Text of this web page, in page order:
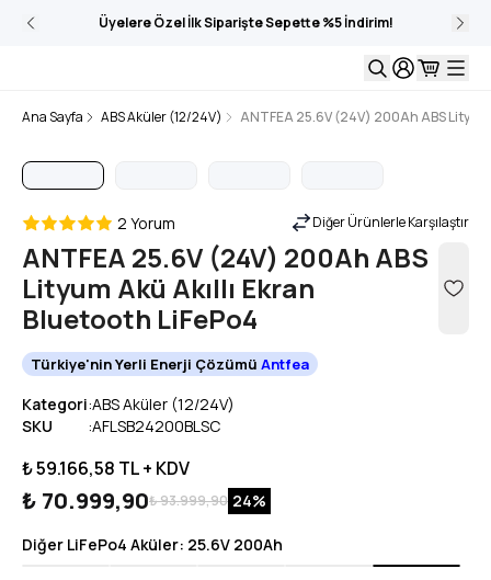
Üyelere Özel İlk Siparişte Sepette %5 İndirim!
Ana Sayfa ABS Aküler (12/24V) ANTFEA 25.6V (24V) 200Ah ABS
2 Yorum Diğer Ürünlerle Karşılaştır
ANTFEA 25.6V (24V) 200Ah ABS
Lityum Akü Akıllı Ekran
Bluetooth LiFePo4
Türkiye'nin Yerli Enerji Çözümü Antfea
Kategori:ABS Aküler (12/24V)
SKU
:AFLSB24200BLSC
₺ 59.166,58 TL + KDV
₺ 70.999,90₺ 93.999,90 24%
Diğer LiFePo4 Aküler: 25.6V 200Ah